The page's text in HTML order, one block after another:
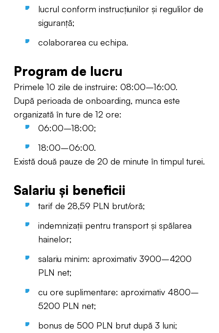
lucrul conform instrucțiunilor și regulilor de
siguranță;
colaborarea cu echipa.
Program de lucru
Primele 10 zile de instruire: 08:00–16:00.
După perioada de onboarding, munca este
organizată în ture de 12 ore:
06:00–18:00;
18:00–06:00.
Există două pauze de 20 de minute în timpul turei.
Salariu și beneficii
tarif de 28,59 PLN brut/oră;
indemnizații pentru transport și spălarea
hainelor;
salariu minim: aproximativ 3900–4200
PLN net;
cu ore suplimentare: aproximativ 4800–
5200 PLN net;
bonus de 500 PLN brut după 3 luni;